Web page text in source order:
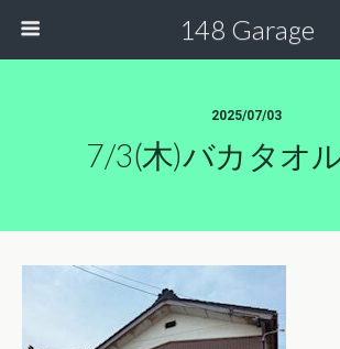
148 Garage
2025/07/03
7/3(木)バカタオ